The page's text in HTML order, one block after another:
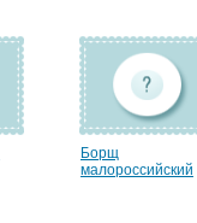
Борщ
малороссийский